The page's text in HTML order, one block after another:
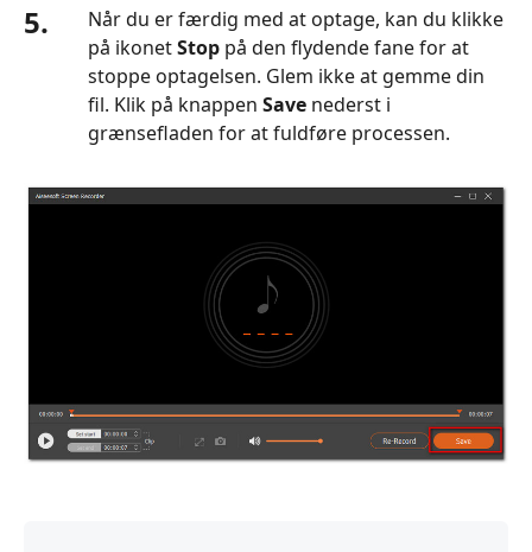
5.
Når du er færdig med at optage, kan du klikke
på ikonetStop på den flydende fane for at
stoppe optagelsen. Glem ikke at gemme din
fil. Klik på knappen Save nederst i
grænsefladen for at fuldføre processen.